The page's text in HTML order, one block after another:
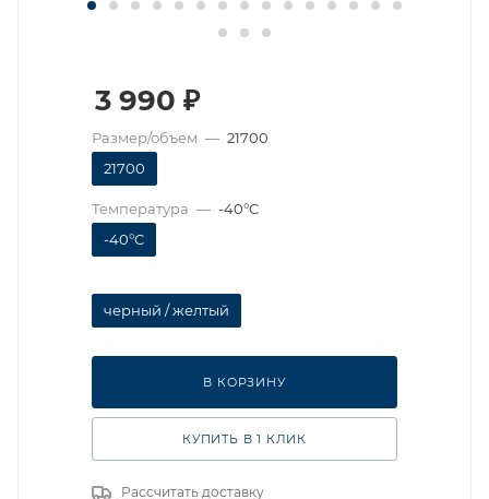
3 990 ₽
Размер/объем — 21700
21700
Температура — -40°C
-40°C
черный / желтый
В КОРЗИНУ
КУПИТЬ В 1 КЛИК
Рассчитать доставку